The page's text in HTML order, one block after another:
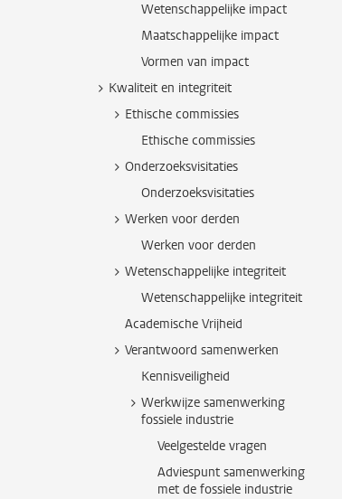
Wetenschappelijke impact
Maatschappelijke impact
Vormen van impact
Kwaliteit en integriteit
Ethische commissies
Ethische commissies
Onderzoeksvisitaties
Onderzoeksvisitaties
Werken voor derden
Werken voor derden
Wetenschappelijke integriteit
Wetenschappelijke integriteit
Academische Vrijheid
Verantwoord samenwerken
Kennisveiligheid
Werkwijze samenwerking
fossiele industrie
Veelgestelde vragen
Adviespunt samenwerking
met de fossiele industrie